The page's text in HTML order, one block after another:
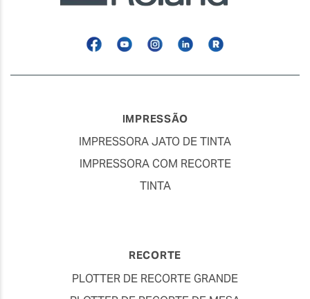
FacebookYouTubeInstagramLinkedinRoland
IMPRESSÃO
IMPRESSORA JATO DE TINTA
IMPRESSORA COM RECORTE
TINTA
RECORTE
PLOTTER DE RECORTE GRANDE